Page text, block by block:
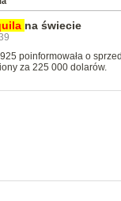
na świecie
poinformowała o
za 225 000 dolarów.